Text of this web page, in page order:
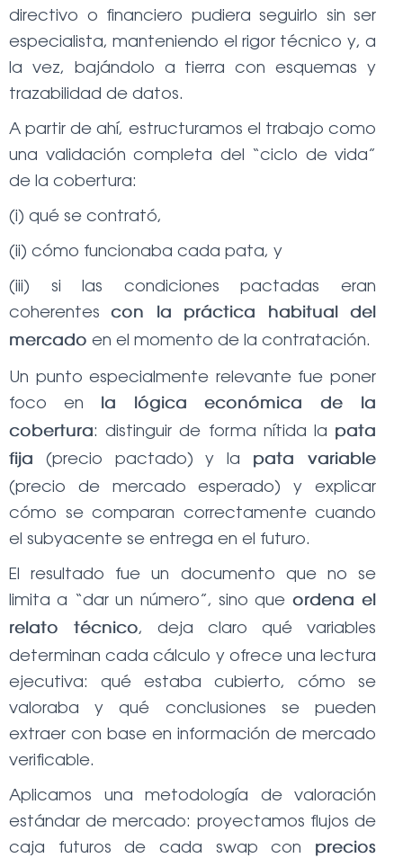
directivo o financiero pudiera seguirlo sin ser
especialista, manteniendo el rigor técnico y, a
la vez, bajándolo a tierra con esquemas y
trazabilidad de datos.
A partir de ahí, estructuramos el trabajo como
una validación completa del “ciclo de vida”
de la cobertura:
(i) qué se contrató,
(ii) cómo funcionaba cada pata, y
(iii) si las condiciones pactadas eran
coherentescon la práctica habitual del
mercado en el momento de la contratación.
Un punto especialmente relevante fue poner
foco en
la lógica económica de la
cobertura: distinguir de forma nítida la pata
fija
(precio pactado) y la pata variable
(precio de mercado esperado) y explicar
cómo se comparan correctamente cuando
el subyacente se entrega en el futuro.
El resultado fue un documento que no se
limita a “dar un número”, sino que ordena el
relato técnico, deja claro qué variables
determinan cada cálculo y ofrece una lectura
ejecutiva: qué estaba cubierto, cómo se
valoraba y qué conclusiones se pueden
extraer con base en información de mercado
verificable.
Aplicamos una metodología de valoración
estándar de mercado: proyectamos flujos de
caja futuros de cada swap con
precios